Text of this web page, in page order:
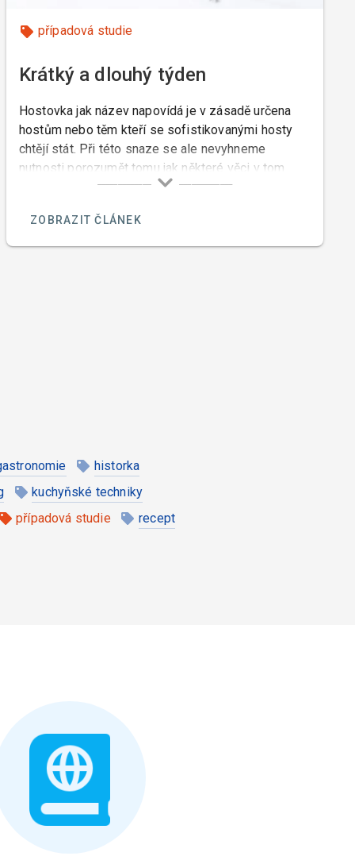
případová studie
Krátký a dlouhý týden
Hostovka jak název napovídá je v zásadě určena
hostům nebo těm kteří se sofistikovanými hosty
chtějí stát. Při této snaze se ale nevyhneme
nutnosti porozumět tomu jak některé věci v tom
našem pohostinství fungují.
ZOBRAZIT ČLÁNEK
historka
kuchyňské techniky
případová studie
recept